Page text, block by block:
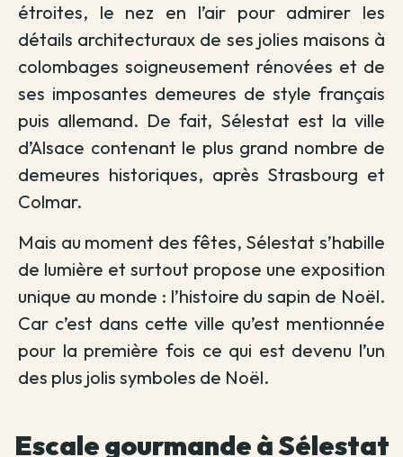
étroites, le nez en l’air pour admirer les
détails architecturaux de ses jolies maisons à
colombages soigneusement rénovées et de
ses imposantes demeures de style français
puis allemand. De fait, Sélestat est la ville
d’Alsace contenant le plus grand nombre de
demeures historiques, après Strasbourg et
Colmar.
Mais au moment des fêtes, Sélestat s’habille
de lumière et surtout propose une exposition
unique au monde : l’histoire du sapin de Noël.
Car c’est dans cette ville qu’est mentionnée
pour la première fois ce qui est devenu l’un
des plus jolis symboles de Noël.
Escale gourmande à Sélestat